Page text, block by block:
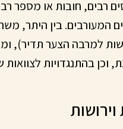
רבים, חובות או מספר
המעורבים. בין היתר,
למרבה הצער תדיר),
בהתנגדויות